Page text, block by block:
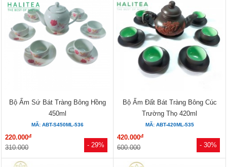
- 29%
Bộ Ấm Sứ Bát Tràng Bông Hồng
450ml
MÃ: ABT-S450ML-536
220.000đ
310.000 - 30%
Bộ Ấm Đất Bát Tràng Bông Cúc
Trường Thọ 420ml
MÃ: ABT-420ML-535
420.000đ
600.000